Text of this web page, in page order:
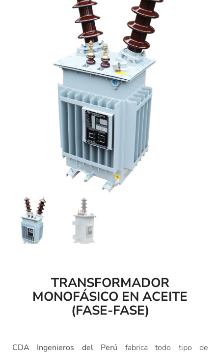
TRANSFORMADOR
MONOFÁSICO EN ACEITE
(FASE-FASE)
CDA Ingenieros del Perú fabrica todo tipo de